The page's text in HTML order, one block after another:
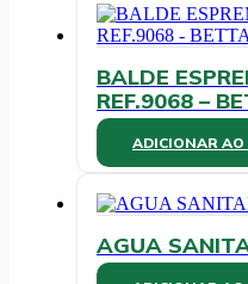
BALDE
REF.9068 –
ADICIONAR AO
AGUA